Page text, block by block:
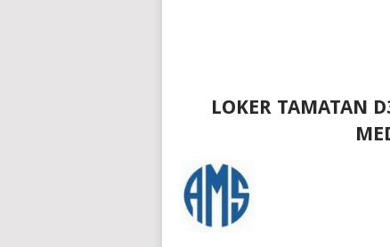
LOKER TAMATAN